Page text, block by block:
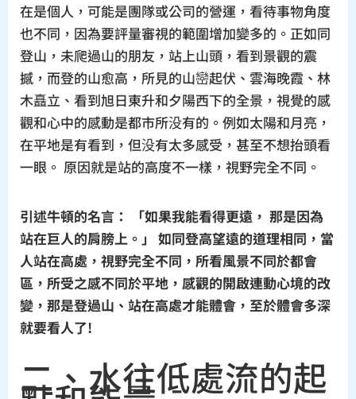
在是個人，可能是團隊或公司的營運，看待事物角度
也不同，因為要評量審視的範圍增加變多的。正如同
登山，未爬過山的朋友，站上山頭，看到景觀的震
撼，而登的山愈高，所見的山巒起伏、雲海晚霞、林
木矗立、看到旭日東升和夕陽西下的全景，視覺的感
觀和心中的感動是都市所没有的。例如太陽和月亮，
在平地是有看到，但没有太多感受，甚至不想抬頭看
一眼。 原因就是站的高度不一樣，視野完全不同。
引述牛頓的名言： 「如果我能看得更遠， 那是因為
站在巨人的肩膀上。」 如同登高望遠的道理相同，當
人站在高處，視野完全不同，所看風景不同於都會
區，所受之感不同於平地，感觀的開啟連動心境的改
變，那是登過山、站在高處才能體會，至於體會多深
就要看人了!
二、水往低處流的起